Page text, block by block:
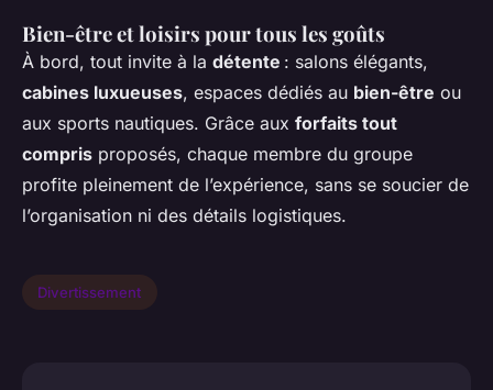
Bien-être et loisirs pour tous les goûts
À bord, tout invite à la détente : salons élégants,
cabines luxueuses, espaces dédiés au bien-être ou
aux sports nautiques. Grâce aux forfaits tout
compris proposés, chaque membre du groupe
profite pleinement de l’expérience, sans se soucier de
l’organisation ni des détails logistiques.
Divertissement